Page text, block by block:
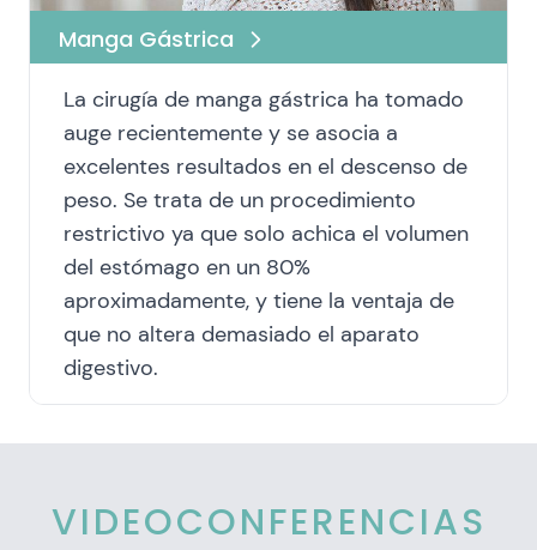
Manga Gástrica
La cirugía de manga gástrica ha tomado
auge recientemente y se asocia a
excelentes resultados en el descenso de
peso. Se trata de un procedimiento
restrictivo ya que solo achica el volumen
del estómago en un 80%
aproximadamente, y tiene la ventaja de
que no altera demasiado el aparato
digestivo.
VIDEOCONFERENCIAS